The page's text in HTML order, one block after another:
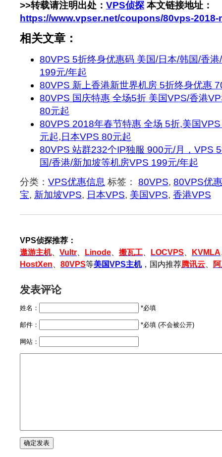
>>转载请注明出处： VPS侦探 本文链接地址：
https://www.vpser.net/coupons/80vps-
相关文章：
80VPS 5折终身优惠码 美国/日本/韩国/香
199元/年起
80VPS 新上香港新世界机房 5折终身优惠
80VPS 国庆特惠 全场5折 美国VPS/香港
80元起
80VPS 2018年春节特惠 全场 5折,美国
元起,日本VPS 80元起
80VPS 站群232个IP独服 900元/月，VPS
国/香港/新加坡等机房VPS 199元/年起
分类： VPS优惠信息 标签： 80VPS, 80VPS优
宝, 新加坡VPS, 日本VPS, 美国VPS, 香港VPS
VPS侦探推荐：
遨游主机、 Vultr Linode 搬瓦工 LOCVPS KVMLA
HostXen
80VPS等美国VPS主机，国内推荐腾讯云
发表评论
姓名： *必填
邮件： *必填 (不会被公开)
网站：